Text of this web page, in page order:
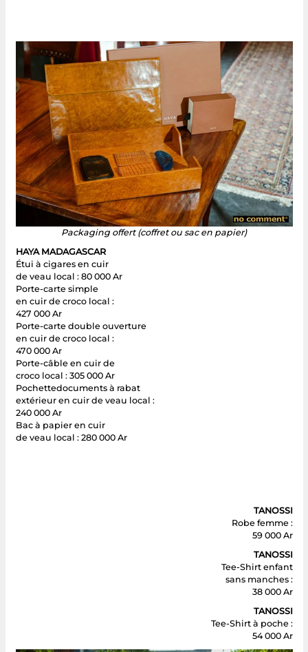
Packaging offert (coffret ou sac en papier)
HAYA MADAGASCAR
Étui à cigares en cuir
de veau local : 80 000 Ar
Porte-carte simple
en cuir de croco local :
427 000 Ar
Porte-carte double ouverture
en cuir de croco local :
470 000 Ar
Porte-câble en cuir de
croco local : 305 000 Ar
Pochettedocuments à rabat
extérieur en cuir de veau local :
240 000 Ar
Bac à papier en cuir
de veau local : 280 000 Ar
TANOSSI
Robe femme :
59 000 Ar
TANOSSI
Tee-Shirt enfant
sans manches :
38 000 Ar
TANOSSI
Tee-Shirt à poche :
54 000 Ar